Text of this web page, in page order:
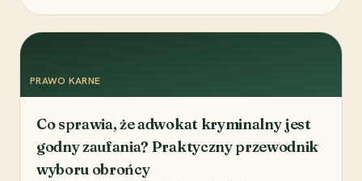
PRAWO KARNE
Co sprawia, że adwokat kryminalny jest
godny zaufania? Praktyczny przewodnik
wyboru obrońcy